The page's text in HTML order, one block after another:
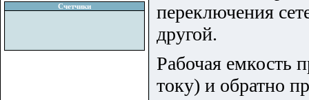
Счетчики
переключения
другой.
Рабочая емкость
току) и обратно